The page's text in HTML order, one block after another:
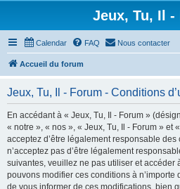
Jeux, Tu, Il -
Calendar FAQ Nous contacter
Accueil du forum
Jeux, Tu, Il - Forum - Conditions
En accédant à « Jeux, Tu, Il - Forum »
« notre », « nos », « Jeux, Tu, Il - Forum » et
acceptez d’être légalement responsable
n’acceptez pas d’être légalement
suivantes, veuillez ne pas utiliser et accéder
pouvons modifier ces conditions à
de vous informer de ces modifications, bien